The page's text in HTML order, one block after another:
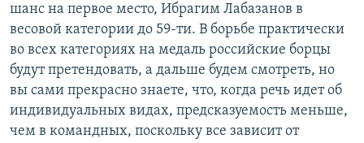
шанс на первое место, Ибрагим Лабазанов в
весовой категории до 59-ти. В борьбе практически
во всех категориях на медаль российские борцы
будут претендовать, а дальше будем смотреть, но
вы сами прекрасно знаете, что, когда речь идет об
индивидуальных видах, предсказуемость меньше,
чем в командных, поскольку все зависит от